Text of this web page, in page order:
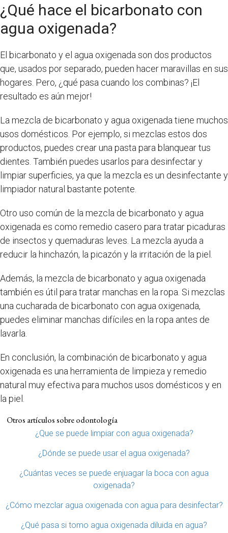
¿Qué hace el bicarbonato con
agua oxigenada?
El bicarbonato y el agua oxigenada son dos productos
que, usados por separado, pueden hacer maravillas en sus
hogares. Pero, ¿qué pasa cuando los combinas? ¡El
resultado es aún mejor!
La mezcla de bicarbonato y agua oxigenada tiene muchos
usos domésticos. Por ejemplo, si mezclas estos dos
productos, puedes crear una pasta para blanquear tus
dientes. También puedes usarlos para desinfectar y
limpiar superficies, ya que la mezcla es un desinfectante y
limpiador natural bastante potente.
Otro uso común de la mezcla de bicarbonato y agua
oxigenada es como remedio casero para tratar picaduras
de insectos y quemaduras leves. La mezcla ayuda a
reducir la hinchazón, la picazón y la irritación de la piel.
Además, la mezcla de bicarbonato y agua oxigenada
también es útil para tratar manchas en la ropa. Si mezclas
una cucharada de bicarbonato con agua oxigenada,
puedes eliminar manchas difíciles en la ropa antes de
lavarla.
En conclusión, la combinación de bicarbonato y agua
oxigenada es una herramienta de limpieza y remedio
natural muy efectiva para muchos usos domésticos y en
la piel.
Otros artículos sobre odontología
¿Que se puede limpiar con agua oxigenada?
¿Dónde se puede usar el agua oxigenada?
¿Cuántas veces se puede enjuagar la boca con agua
oxigenada?
¿Cómo mezclar agua oxigenada con agua para desinfectar?
¿Qué pasa si tomo agua oxigenada diluida en agua?